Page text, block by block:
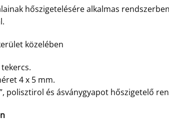
hőszigetelésére alkalmas
közelében
tekercs.
4 x 5 mm.
polisztirol és ásványgyapot hőszigetelő